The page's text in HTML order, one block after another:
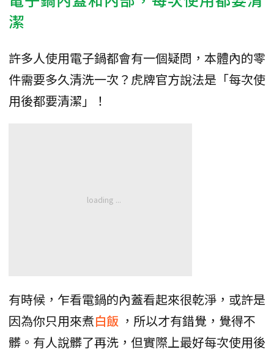
潔
許多人使用電子鍋都會有一個疑問，本體內的零
件需要多久清洗一次？虎牌官方說法是「每次使
用後都要清潔」！
有時候，乍看電鍋的內蓋看起來很乾淨，或許是
因為你只用來煮白飯 ，所以才有錯覺，覺得不
髒。有人說髒了再洗，但實際上最好每次使用後